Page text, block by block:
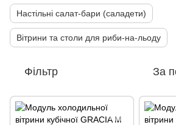
Настільні салат-бари (саладети)
Вітрини та столи для риби-на-льоду
Фільтр За